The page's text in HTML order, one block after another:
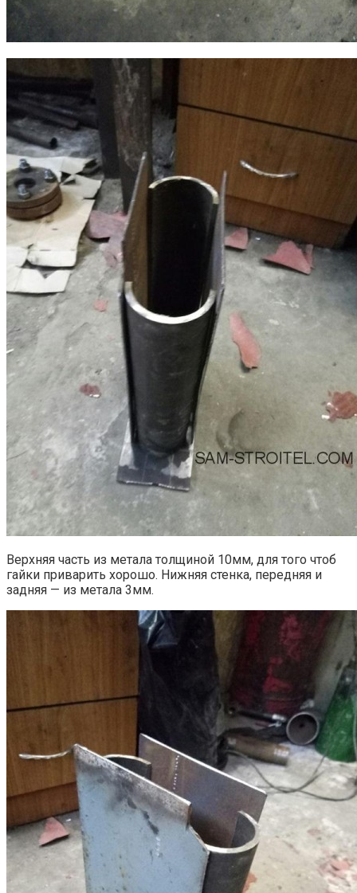
Верхняя часть из метала толщиной 10мм, для того чтоб
гайки приварить хорошо. Нижняя стенка, передняя и
задняя — из метала 3мм.